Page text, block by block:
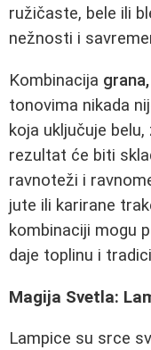
ružičaste, bele ili
nežnosti i
Kombinacija
tonovima nikada
koja uključuje
rezultat će biti
ravnoteži i
jute ili karirane
kombinaciji mogu
daje toplinu i
Magija Svetla:
Lampice su srce